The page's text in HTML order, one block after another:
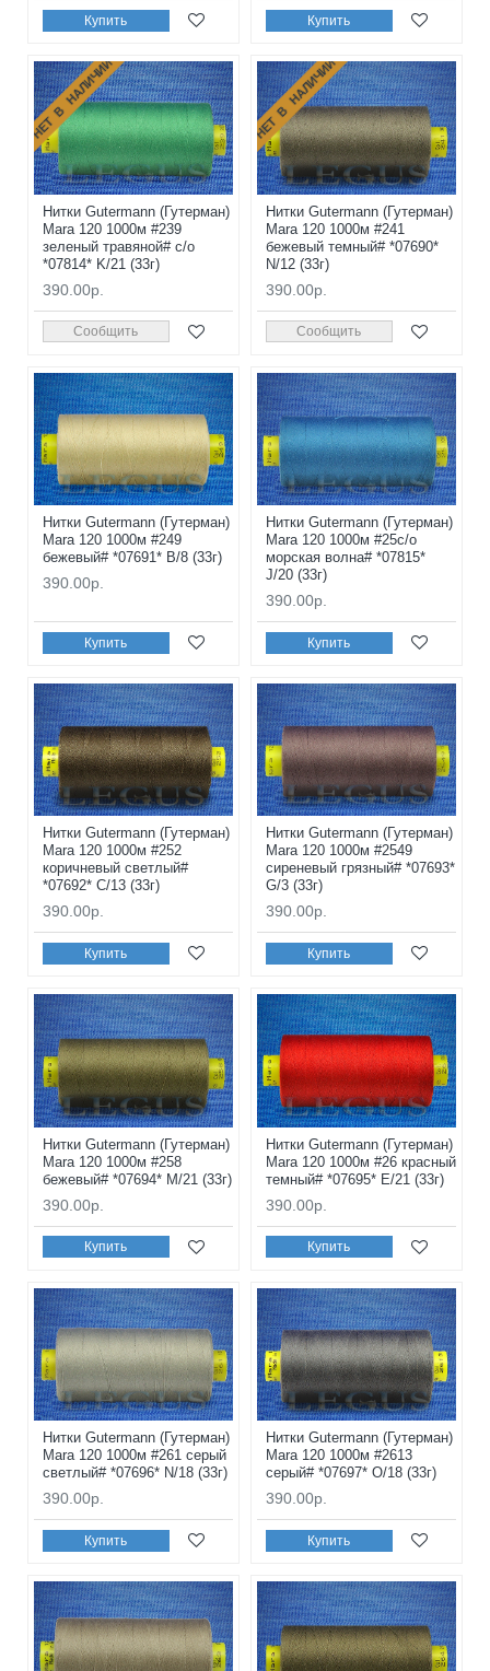
Купить Купить
НЕТ В НАЛИЧИИ
Нитки Gutermann (Гутерман)
Mara 120 1000м #239
зеленый травяной# с/о
*07814* K/21 (33г)
390.00р.
Сообщить
НЕТ В НАЛИЧИИ
Нитки Gutermann (Гутерман)
Mara 120 1000м #241
бежевый темный# *07690*
N/12 (33г)
390.00р.
Сообщить
Нитки Gutermann (Гутерман)
Mara 120 1000м #249
бежевый# *07691* B/8 (33г)
390.00р.
Купить
Нитки Gutermann (Гутерман)
Mara 120 1000м #25с/о
морская волна# *07815*
J/20 (33г)
390.00р.
Купить
Нитки Gutermann (Гутерман)
Mara 120 1000м #252
коричневый светлый#
*07692* C/13 (33г)
390.00р.
Купить
Нитки Gutermann (Гутерман)
Mara 120 1000м #2549
сиреневый грязный# *07693*
G/3 (33г)
390.00р.
Купить
Нитки Gutermann (Гутерман)
Mara 120 1000м #258
бежевый# *07694* M/21 (33г)
390.00р.
Купить
Нитки Gutermann (Гутерман)
Mara 120 1000м #26 красный
темный# *07695* E/21 (33г)
390.00р.
Купить
Нитки Gutermann (Гутерман)
Mara 120 1000м #261 серый
светлый# *07696* N/18 (33г)
390.00р.
Купить
Нитки Gutermann (Гутерман)
Mara 120 1000м #2613
серый# *07697* O/18 (33г)
390.00р.
Купить